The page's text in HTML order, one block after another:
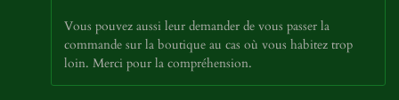
Vous pouvez aussi leur demander de vous passer la
commande sur la boutique au cas où vous habitez trop
loin. Merci pour la compréhension.